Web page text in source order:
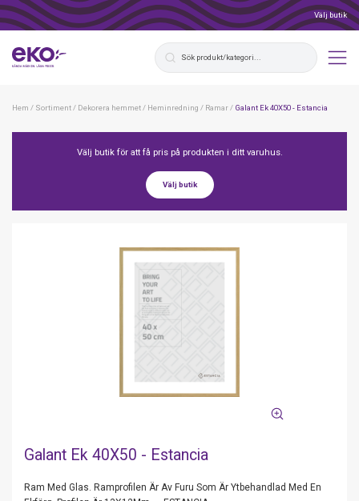
Välj butik
Hem / Sortiment/ Dekorera hemmet/ Heminredning / Ramar/ Galant Ek 40X50 - Estancia
Välj butik för att få pris på produkten i ditt varuhus.
Välj butik
Galant Ek 40X50 - Estancia
Ram Med Glas. Ramprofilen Är Av Furu Som Är Ytbehandlad Med En